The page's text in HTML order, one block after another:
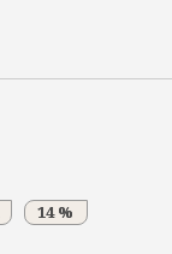
14 %